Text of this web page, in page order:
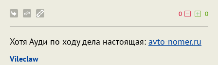
0
0
Хотя Ауди по ходу дела настоящая: avto-nomer.ru
Vileclaw